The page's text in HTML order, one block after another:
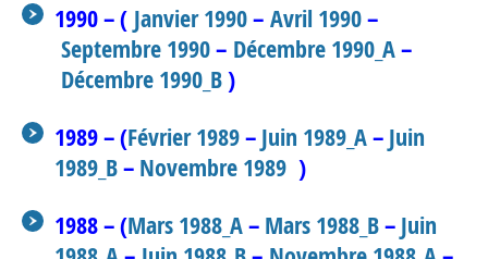
1990 – ( Janvier 1990– Avril 1990–
Septembre 1990– Décembre 1990_A–
Décembre 1990_B)
1989 – (Février 1989– Juin 1989_A– Juin
1989_B– Novembre 1989 )
1988 – (Mars 1988_A– Mars 1988_B– Juin